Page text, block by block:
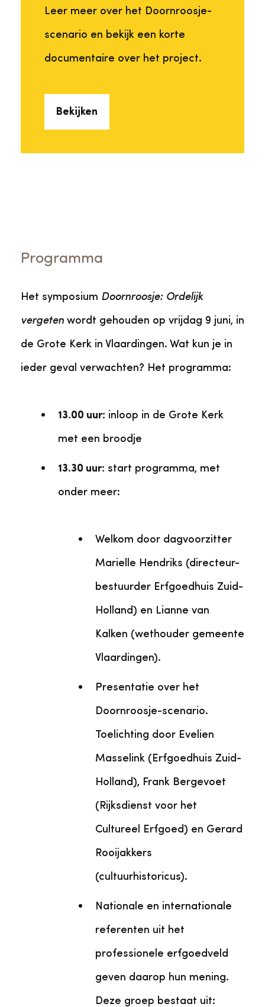
Leer meer over het Doornroosje-
scenario en bekijk een korte
documentaire over het project.
Bekijken
Programma
Het symposium Doornroosje: Ordelijk
vergeten wordt gehouden op vrijdag 9 juni, in
de Grote Kerk in Vlaardingen. Wat kun je in
ieder geval verwachten? Het programma:
13.00 uur: inloop in de Grote Kerk
met een broodje
13.30 uur: start programma, met
onder meer:
Welkom door dagvoorzitter
Marielle Hendriks (directeur-
bestuurder Erfgoedhuis Zuid-
Holland) en Lianne van
Kalken (wethouder gemeente
Vlaardingen).
Presentatie over het
Doornroosje-scenario.
Toelichting door Evelien
Masselink (Erfgoedhuis Zuid-
Holland), Frank Bergevoet
(Rijksdienst voor het
Cultureel Erfgoed) en Gerard
Rooijakkers
(cultuurhistoricus).
Nationale en internationale
referenten uit het
professionele erfgoedveld
geven daarop hun mening.
Deze groep bestaat uit: